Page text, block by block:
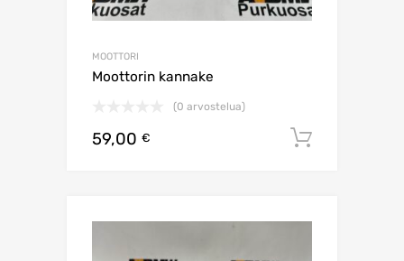
MOOTTORI
Moottorin kannake
(0 arvostelua)
59,00 €